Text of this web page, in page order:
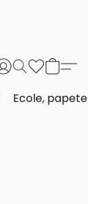
Ecole,